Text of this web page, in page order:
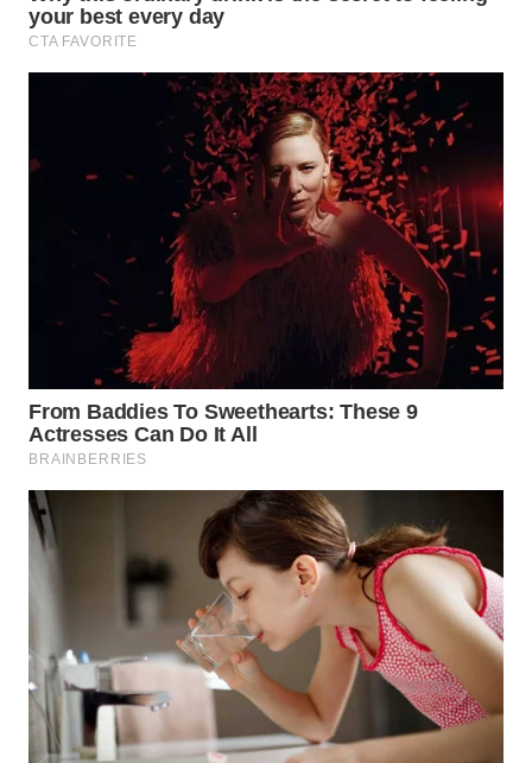
BOROBUDUR
WN
SURABAYA
NATUNA
WN
MANDALIKA
LIKUPANG
LABUANBAJO
WN
BORNEO